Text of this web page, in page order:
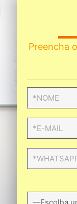
Preencha